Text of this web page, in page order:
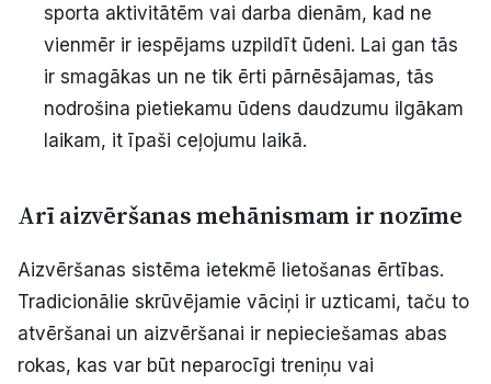
sporta aktivitātēm vai darba dienām, kad ne
vienmēr ir iespējams uzpildīt ūdeni. Lai gan tās
ir smagākas un ne tik ērti pārnēsājamas, tās
nodrošina pietiekamu ūdens daudzumu ilgākam
laikam, it īpaši ceļojumu laikā.
Arī aizvēršanas mehānismam ir nozīme
Aizvēršanas sistēma ietekmē lietošanas ērtības.
Tradicionālie skrūvējamie vāciņi ir uzticami, taču to
atvēršanai un aizvēršanai ir nepieciešamas abas
rokas, kas var būt neparocīgi treniņu vai